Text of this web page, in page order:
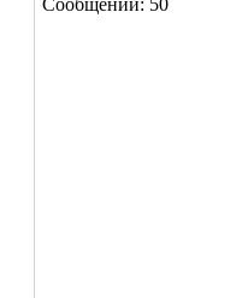
Сообщений: 50